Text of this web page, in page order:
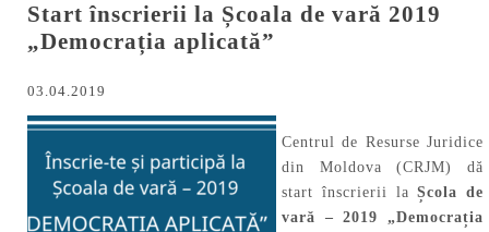
Start înscrierii la Școala de vară 2019
„Democrația aplicată”
03.04.2019
Centrul de Resurse Juridice
din Moldova (CRJM) dă
start înscrierii laȘcola de
vară – 2019 „Democrația